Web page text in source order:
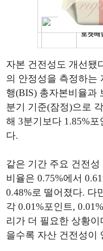
자본 건전성도 개선됐
의 안정성을 측정하는
행(BIS) 총자본비율과
분기 기준(잠정)으로
해 3분기보다 1.85%
다.
같은 기간 주요 건전
비율은 0.75%에서
0.48%로 떨어졌다. 다
각 0.01%포인트,
리가 더 필요한 상황
을수록 자산 건전성이